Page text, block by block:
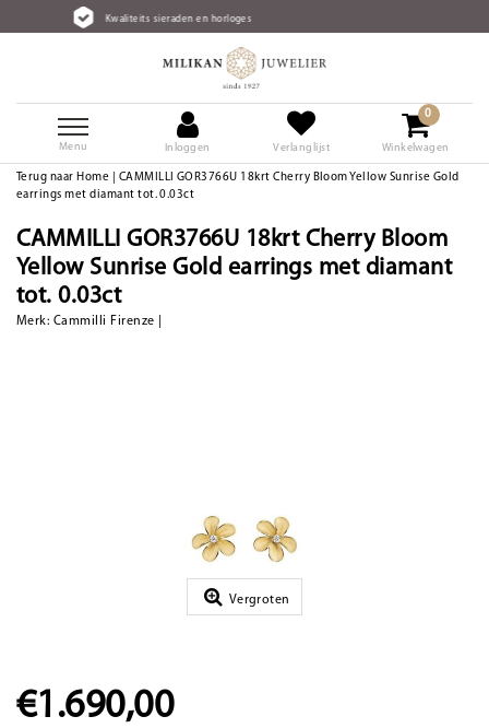
sieraden en horloges
Menu Inloggen Verlanglijst
0
Winkelwagen
Terug naar Home
CAMMILLI GOR3766U 18krt Cherry Bloom Yellow Sunrise Gold
earrings met diamant tot. 0.03ct
CAMMILLI GOR3766U 18krt Cherry Bloom
Yellow Sunrise Gold earrings met diamant
tot. 0.03ct
Merk: Cammilli Firenze
Vergroten
€1.690,00